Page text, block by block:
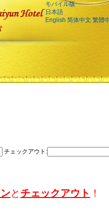
モバイル版
日本語
English 简体中文 繁體
チェックアウト:
と チェックアウト ！